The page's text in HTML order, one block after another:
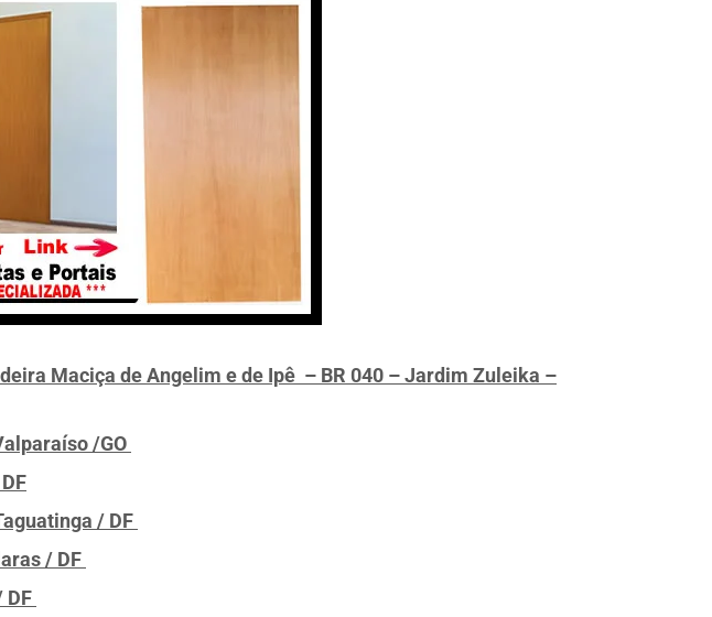
Maciça de Angelim e de Ipê – BR 040 – Jardim Zuleika –
/GO
/ DF
/ DF
DF